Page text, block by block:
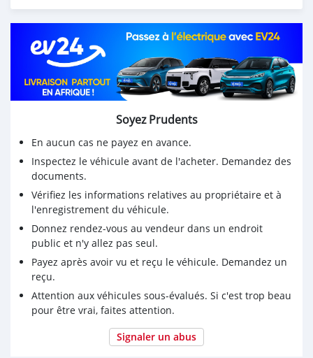
NB : *PORTO-NOVO*😍❤️👍🏿
Whatsapp 98191036
** ❣️ *LE VÉHICULE EST HYPER EN FORME* 💛🩷🔯u
Soyez Prudents
En aucun cas ne payez en avance.
Inspectez le véhicule avant de l'acheter. Demandez des
documents.
Vérifiez les informations relatives au propriétaire et à
l'enregistrement du véhicule.
Donnez rendez-vous au vendeur dans un endroit
public et n'y allez pas seul.
Payez après avoir vu et reçu le véhicule. Demandez un
reçu.
Attention aux véhicules sous-évalués. Si c'est trop beau
pour être vrai, faites attention.
Signaler un abus